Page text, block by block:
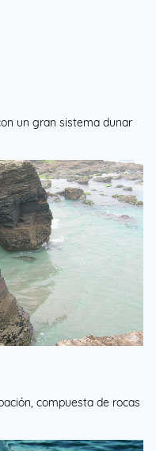
un gran sistema dunar
compuesta de rocas